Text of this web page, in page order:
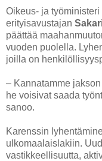
Oikeus- ja työministeri
erityisavustajan
päättää
vuoden puolella.
joilla on
– Kannatamme
he voisivat saada
sanoo.
Karenssin
ulkomaalaislakiin.
vastikkeellisuutta,